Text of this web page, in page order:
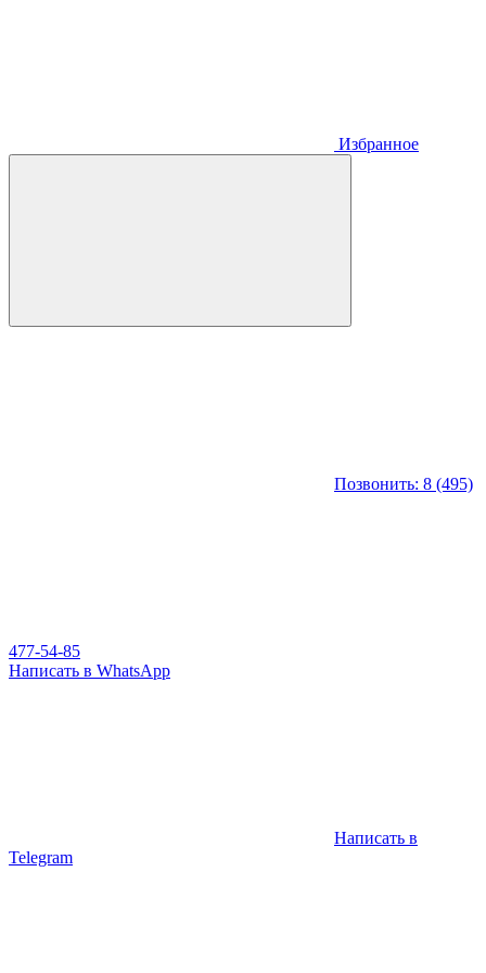
Избранное
Позвонить: 8 (495)
477-54-85
Написать в WhatsApp
Написать в
Telegram